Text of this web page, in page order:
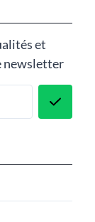
et
newsletter